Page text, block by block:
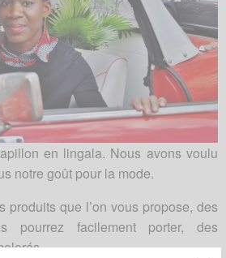
en lingala. Nous avons voulu
notre goût pour la mode.
produits que l’on vous propose, des
pourrez facilement porter, des